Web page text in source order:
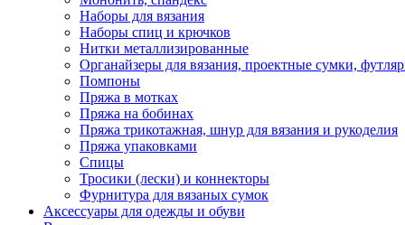
Наборы для вязания
Наборы спиц и крючков
Нитки металлизированные
Органайзеры для вязания, проектные сумки,
Помпоны
Пряжа в мотках
Пряжа на бобинах
Пряжа трикотажная, шнур для вязания и рукоделия
Пряжа упаковками
Спицы
Тросики (лески) и коннекторы
Фурнитура для вязаных сумок
Аксессуары для одежды и обуви